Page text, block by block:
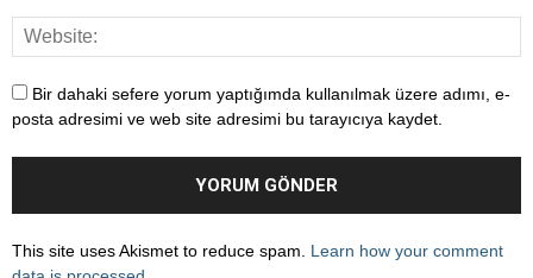
Bir dahaki sefere yorum yaptığımda kullanılmak üzere adımı, e-
posta adresimi ve web site adresimi bu tarayıcıya kaydet.
This site uses Akismet to reduce spam. Learn how your comment